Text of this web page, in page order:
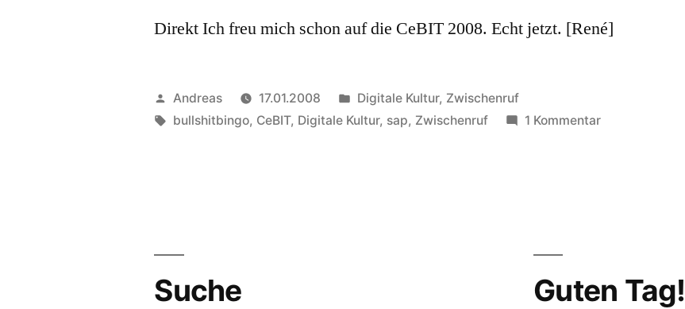
Direkt Ich freu mich schon auf die CeBIT 2008. Echt jetzt. [René]
Veröffentlicht
von
Andreas 17.01.2008
Veröffentlicht
in
Digitale Kultur, Zwischenruf
Schlagwörter:
bullshitbingo, CeBIT, Digitale Kultur, sap, Zwischenruf 1 Kommentarzu
Suche Guten Tag!